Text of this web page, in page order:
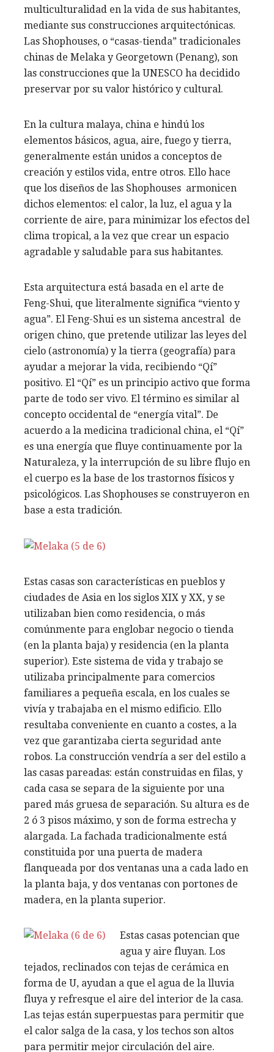
multiculturalidad en la vida de sus habitantes,
mediante sus construcciones arquitectónicas.
Las Shophouses, o “casas-tienda” tradicionales
chinas de Melaka y Georgetown (Penang), son
las construcciones que la UNESCO ha decidido
preservar por su valor histórico y cultural.
En la cultura malaya, china e hindú los
elementos básicos, agua, aire, fuego y tierra,
generalmente están unidos a conceptos de
creación y estilos vida, entre otros. Ello hace
que los diseños de las Shophouses armonicen
dichos elementos: el calor, la luz, el agua y la
corriente de aire, para minimizar los efectos del
clima tropical, a la vez que crear un espacio
agradable y saludable para sus habitantes.
Esta arquitectura está basada en el arte de
Feng-Shui, que literalmente significa “viento y
agua”. El Feng-Shui es un sistema ancestral de
origen chino, que pretende utilizar las leyes del
cielo (astronomía) y la tierra (geografía) para
ayudar a mejorar la vida, recibiendo “Qí”
positivo. El “Qí” es un principio activo que forma
parte de todo ser vivo. El término es similar al
concepto occidental de “energía vital”. De
acuerdo a la medicina tradicional china, el “Qí”
es una energía que fluye continuamente por la
Naturaleza, y la interrupción de su libre flujo en
el cuerpo es la base de los trastornos físicos y
psicológicos. Las Shophouses se construyeron en
base a esta tradición.
Estas casas son características en pueblos y
ciudades de Asia en los siglos XIX y XX, y se
utilizaban bien como residencia, o más
comúnmente para englobar negocio o tienda
(en la planta baja) y residencia (en la planta
superior). Este sistema de vida y trabajo se
utilizaba principalmente para comercios
familiares a pequeña escala, en los cuales se
vivía y trabajaba en el mismo edificio. Ello
resultaba conveniente en cuanto a costes, a la
vez que garantizaba cierta seguridad ante
robos. La construcción vendría a ser del estilo a
las casas pareadas: están construidas en filas, y
cada casa se separa de la siguiente por una
pared más gruesa de separación. Su altura es de
2 ó 3 pisos máximo, y son de forma estrecha y
alargada. La fachada tradicionalmente está
constituida por una puerta de madera
flanqueada por dos ventanas una a cada lado en
la planta baja, y dos ventanas con portones de
madera, en la planta superior.
Estas casas potencian que
agua y aire fluyan. Los
tejados, reclinados con tejas de cerámica en
forma de U, ayudan a que el agua de la lluvia
fluya y refresque el aire del interior de la casa.
Las tejas están superpuestas para permitir que
el calor salga de la casa, y los techos son altos
para permitir mejor circulación del aire.